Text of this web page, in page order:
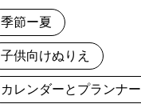
季節ー夏
子供向けぬりえ
カレンダーとプランナー